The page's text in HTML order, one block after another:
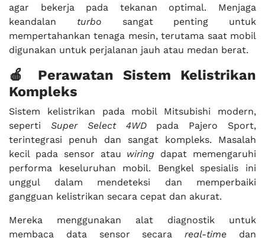
agar bekerja pada tekanan optimal. Menjaga
keandalan turbo sangat penting untuk
mempertahankan tenaga mesin, terutama saat mobil
digunakan untuk perjalanan jauh atau medan berat.
🍎 Perawatan Sistem Kelistrikan
Kompleks
Sistem kelistrikan pada mobil Mitsubishi modern,
seperti Super Select 4WDpada Pajero Sport,
terintegrasi penuh dan sangat kompleks. Masalah
kecil pada sensor atau wiring dapat memengaruhi
performa keseluruhan mobil. Bengkel spesialis ini
unggul dalam mendeteksi dan memperbaiki
gangguan kelistrikan secara cepat dan akurat.
Mereka menggunakan alat diagnostik untuk
membaca data sensor secarareal-time dan